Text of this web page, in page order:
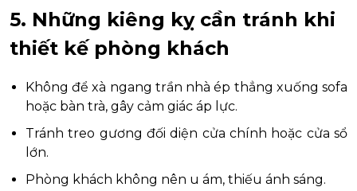
5. Những kiêng kỵ cần tránh khi
thiết kế phòng khách
Không để xà ngang trần nhà ép thẳng xuống sofa
hoặc bàn trà, gây cảm giác áp lực.
Tránh treo gương đối diện cửa chính hoặc cửa sổ
lớn.
Phòng khách không nên u ám, thiếu ánh sáng.